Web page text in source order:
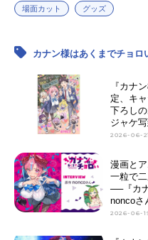
場面カット グッズ
カナン様はあくまでチョロ
『カナ
定、キ
下ろし
ジャケ
2026-06-
漫画と
一粒で
──『カ
noncoさ
2026-06-